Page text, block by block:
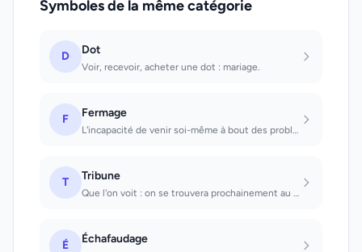
Symboles de la même catégorie
D Dot
Voir, recevoir, acheter une dot : mariage.
F Fermage
L'incapacité de venir soi-même à bout des problèmes de l'existence rend nécessai...
T Tribune
Que l'on voit : on se trouvera prochainement au premier plan d'un événement qui...
É Échafaudage